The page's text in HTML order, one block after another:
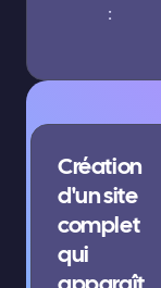
:
Création
d'un site
complet
qui